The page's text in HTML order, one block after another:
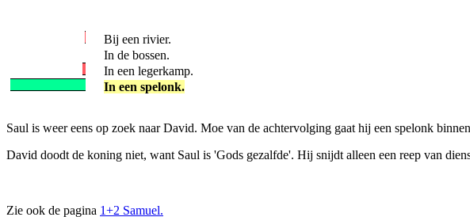
Bij een rivier.
In de bossen.
In een legerkamp.
In een spelonk.
Saul is weer eens op zoek naar David. Moe van de achtervolging gaat hij een spelonk
David doodt de koning niet, want Saul is 'Gods gezalfde'. Hij snijdt alleen een reep van
Zie ook de pagina 1+2 Samuel.